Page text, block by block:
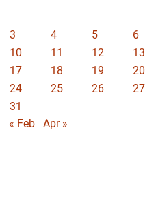
3
4 5 6
10
11 12 13
17
18 19 20
24
25 26 27
31
« Feb
Apr »